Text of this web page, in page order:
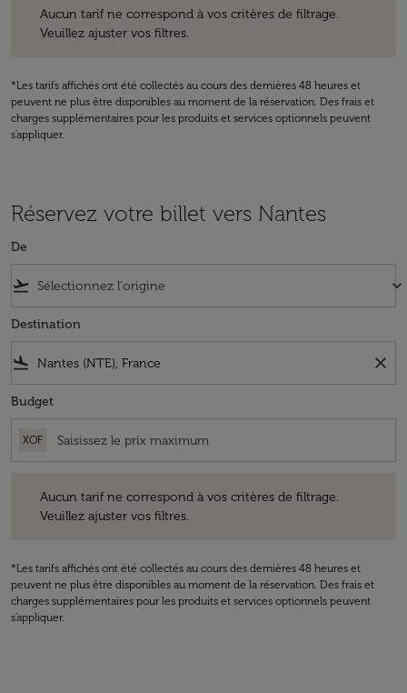
Aucun tarif ne correspond à vos critères de filtrage.
Veuillez ajuster vos filtres.
*Les tarifs affichés ont été collectés au cours des dernières 48 heures et
peuvent ne plus être disponibles au moment de la réservation. Des frais et
charges supplémentaires pour les produits et services optionnels peuvent
s'appliquer.
Réservez votre billet vers Nantes
De
flight_takeoff keyboard_arrow_down
Destination
flight_land close
Budget
XOF
Aucun tarif ne correspond à vos critères de filtrage.
Veuillez ajuster vos filtres.
*Les tarifs affichés ont été collectés au cours des dernières 48 heures et
peuvent ne plus être disponibles au moment de la réservation. Des frais et
charges supplémentaires pour les produits et services optionnels peuvent
s'appliquer.